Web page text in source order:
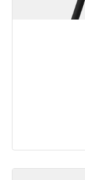
Pronto